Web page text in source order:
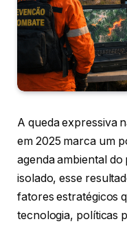
A queda expressiva
em 2025 marca um
agenda ambiental do
isolado, esse
fatores estratégicos
tecnologia, políticas